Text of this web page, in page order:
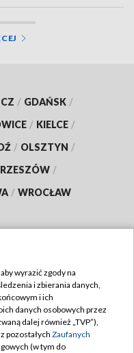
/ GDAŃSK /
/ KIELCE /
/ OLSZTYN /
RZESZÓW /
/ WROCŁAW
wyrazić zgody na
i zbierania danych,
i ich
danych osobowych przez
dalej również „TVP”),
pozostałych Zaufanych
(w tym do